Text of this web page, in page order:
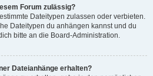
Forum zulässig?
Dateitypen zulassen oder verbieten.
Dateitypen du anhängen kannst und du
bitte an die Board-Administration.
Dateianhänge erhalten?